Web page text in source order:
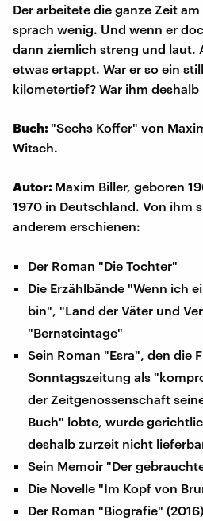
Der arbeitete die ganze Zeit
sprach wenig. Und wenn er
dann ziemlich streng und laut.
etwas ertappt. War er so ein
kilometertief? War ihm
Buch:"Sechs Koffer" von
Witsch.
Autor: Maxim Biller, geboren
1970 in Deutschland. Von ihm
anderem erschienen:
Der Roman "Die Tochter"
Die Erzählbände "Wenn ich
bin", "Land der Väter und
"Bernsteintage"
Sein Roman "Esra", den die
Sonntagszeitung als
der Zeitgenossenschaft
Buch" lobte, wurde
deshalb zurzeit nicht
Sein Memoir "Der
Die Novelle "Im Kopf von
Der Roman "Biografie"